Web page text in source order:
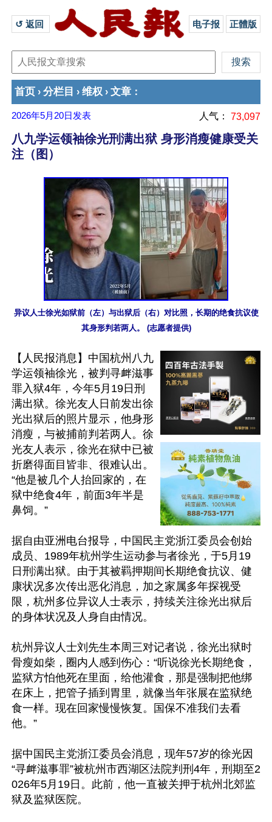
↺ 返回 电子报 正體版
首页 › 分栏目 › 维权 › 文章 ：
2026年5月20日 发表 人气： 73,097
八九学运领袖徐光刑满出狱 身形消瘦健康受关
注（图）
异议人士徐光如狱前（左）与出狱后（右）对比照，长期的绝食抗议使
其身形判若两人。 (志愿者提供)
【人民报消息】中国杭州八九
学运领袖徐光，被判寻衅滋事
罪入狱4年，今年5月19日刑
满出狱。徐光友人日前发出徐
光出狱后的照片显示，他身形
消瘦，与被捕前判若两人。徐
光友人表示，徐光在狱中已被
折磨得面目皆非、很难认出。
“他是被几个人抬回家的，在
狱中绝食4年，前面3年半是
鼻饲。”
据自由亚洲电台报导，中国民主党浙江委员会创始
成员、1989年杭州学生运动参与者徐光，于5月19
日刑满出狱。由于其被羁押期间长期绝食抗议、健
康状况多次传出恶化消息，加之家属多年探视受
限，杭州多位异议人士表示，持续关注徐光出狱后
的身体状况及人身自由情况。
杭州异议人士刘先生本周三对记者说，徐光出狱时
骨瘦如柴，圈内人感到伤心：“听说徐光长期绝食，
监狱方怕他死在里面，给他灌食，那是强制把他绑
在床上，把管子插到胃里，就像当年张展在监狱绝
食一样。现在回家慢慢恢复。国保不准我们去看
他。”
据中国民主党浙江委员会消息，现年57岁的徐光因
“寻衅滋事罪”被杭州市西湖区法院判刑4年，刑期至2
026年5月19日。此前，他一直被关押于杭州北郊监
狱及监狱医院。